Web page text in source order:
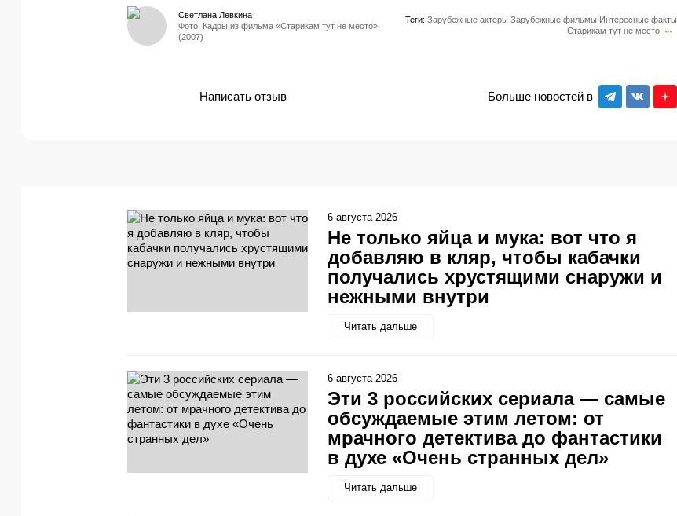
Фото: Кадры из фильма «Старикам тут не место»
(2007)
Светлана Левкина
Теги: Зарубежные актеры Зарубежные фильмы Интересные факты
Старикам тут не место
Больше новостей в
Написать отзыв
Не только яйца и мука: вот что я
добавляю в кляр, чтобы кабачки
получались хрустящими снаружи и
нежными внутри
Читать дальше
6 августа 2026
Эти 3 российских сериала — самые
обсуждаемые этим летом: от
мрачного детектива до фантастики
в духе «Очень странных дел»
Читать дальше
6 августа 2026